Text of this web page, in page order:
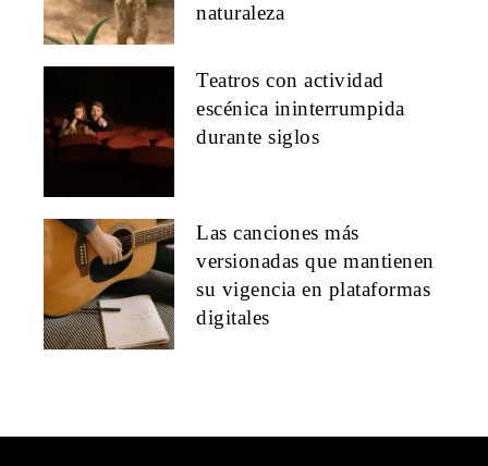
naturaleza
Teatros con actividad
escénica ininterrumpida
durante siglos
Las canciones más
versionadas que mantienen
su vigencia en plataformas
digitales